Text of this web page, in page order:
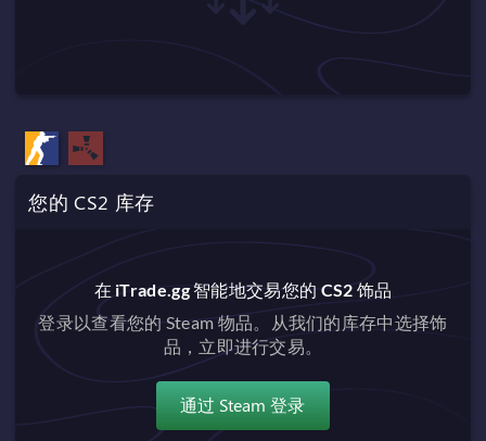
您的 CS2 库存
在 iTrade.gg 智能地交易您的 CS2 饰品
登录以查看您的 Steam 物品。从我们的库存中选择饰
品，立即进行交易。
通过 Steam 登录